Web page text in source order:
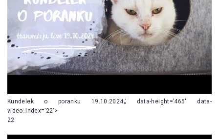
Kundelek o poranku 19.10.2024„’ data-height=’465′ data-
video_index=’22’>
22